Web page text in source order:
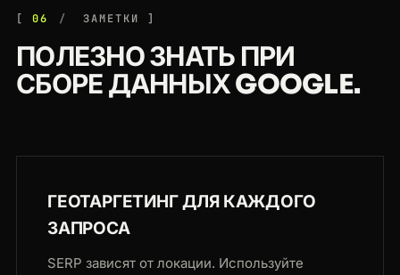
06 ЗАМЕТКИ
ПОЛЕЗНО ЗНАТЬ ПРИ
СБОРЕ ДАННЫХ GOOGLE.
ГЕОТАРГЕТИНГ ДЛЯ КАЖДОГО
ЗАПРОСА
SERP зависят от локации. Используйте